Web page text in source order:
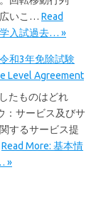
いこ… Read
入試過去… »
和3年免除試験
Level Agreement
たものはどれ
：サービス及びサ
するサービス提
Read More: 基本情
»